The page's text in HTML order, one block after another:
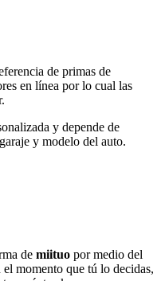
de primas de
en línea por lo cual las
y depende de
y modelo del auto.
de miituo por medio del
momento que tú lo decidas,